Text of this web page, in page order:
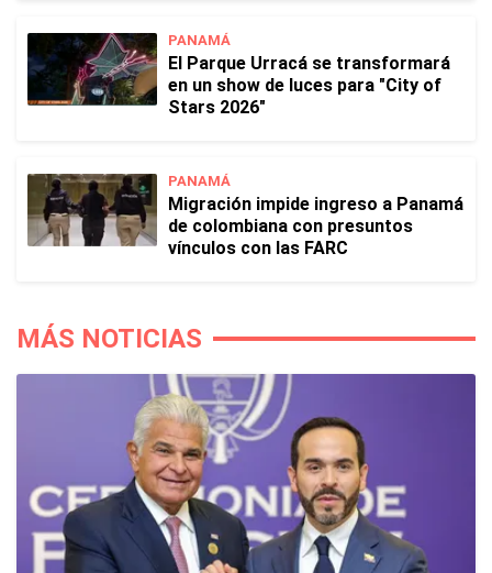
PANAMÁ
El Parque Urracá se transformará
en un show de luces para "City of
Stars 2026"
PANAMÁ
Migración impide ingreso a Panamá
de colombiana con presuntos
vínculos con las FARC
MÁS NOTICIAS